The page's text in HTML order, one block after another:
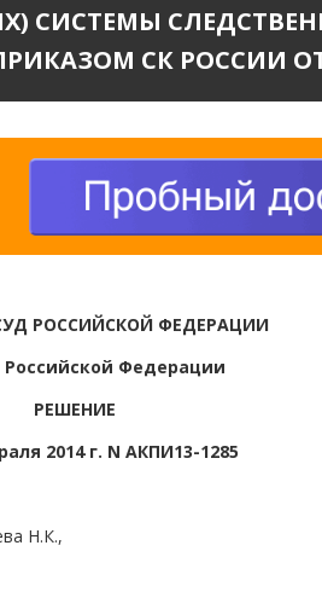
СИСТЕМЫ
СК РОССИИ ОТ
РОССИЙСКОЙ ФЕДЕРАЦИИ
Федерации
РЕШЕНИЕ
2014 г. N АКПИ13-1285
Н.К.,